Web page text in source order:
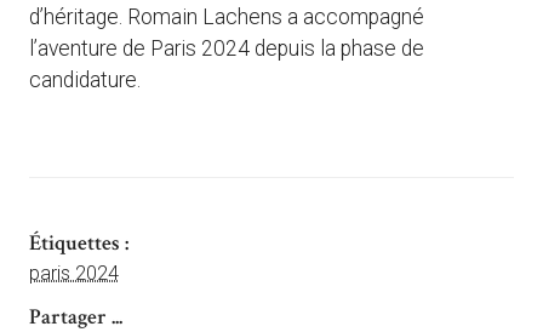
d’héritage. Romain Lachens a accompagné
l’aventure de Paris 2024 depuis la phase de
candidature.
Étiquettes :
paris 2024
Partager ...